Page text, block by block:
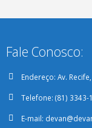
Fale Conosco:
Endereço: Av.
Telefone: (81) 3343-
E-mail: